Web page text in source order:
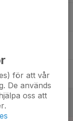
för att vår
De används
oss att